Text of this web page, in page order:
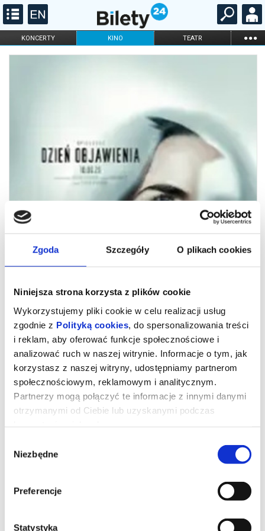
Zgoda Szczegóły O plikach cookies
Niniejsza strona korzysta z plików cookie
Wykorzystujemy pliki cookie w celu realizacji usług
zgodnie z Polityką cookies , do spersonalizowania treści
i reklam, aby oferować funkcje społecznościowe i
analizować ruch w naszej witrynie. Informacje o tym, jak
korzystasz z naszej witryny, udostępniamy partnerom
społecznościowym, reklamowym i analitycznym.
Partnerzy mogą połączyć te informacje z innymi danymi
otrzymanymi od Ciebie lub uzyskanymi podczas
zgody
Niezbędne
Preferencje
Statystyka
KONCERTY KINO TEATR ...
FILHARMONIA OPERA I BALET
falę spekulacji po tym, jak w czasie transmisji na żywo nagle
zaczyna mówić w tajemniczym obcym języku. Zaczynają się
spekulacje o kontakcie z istotami pozaziemskimi.Analityk ds.
prawdopodobnie jest jedyną osobą, która choć nie wie jak to
możliwe, rozumie ten język i może przetłumaczyć go na angielski.